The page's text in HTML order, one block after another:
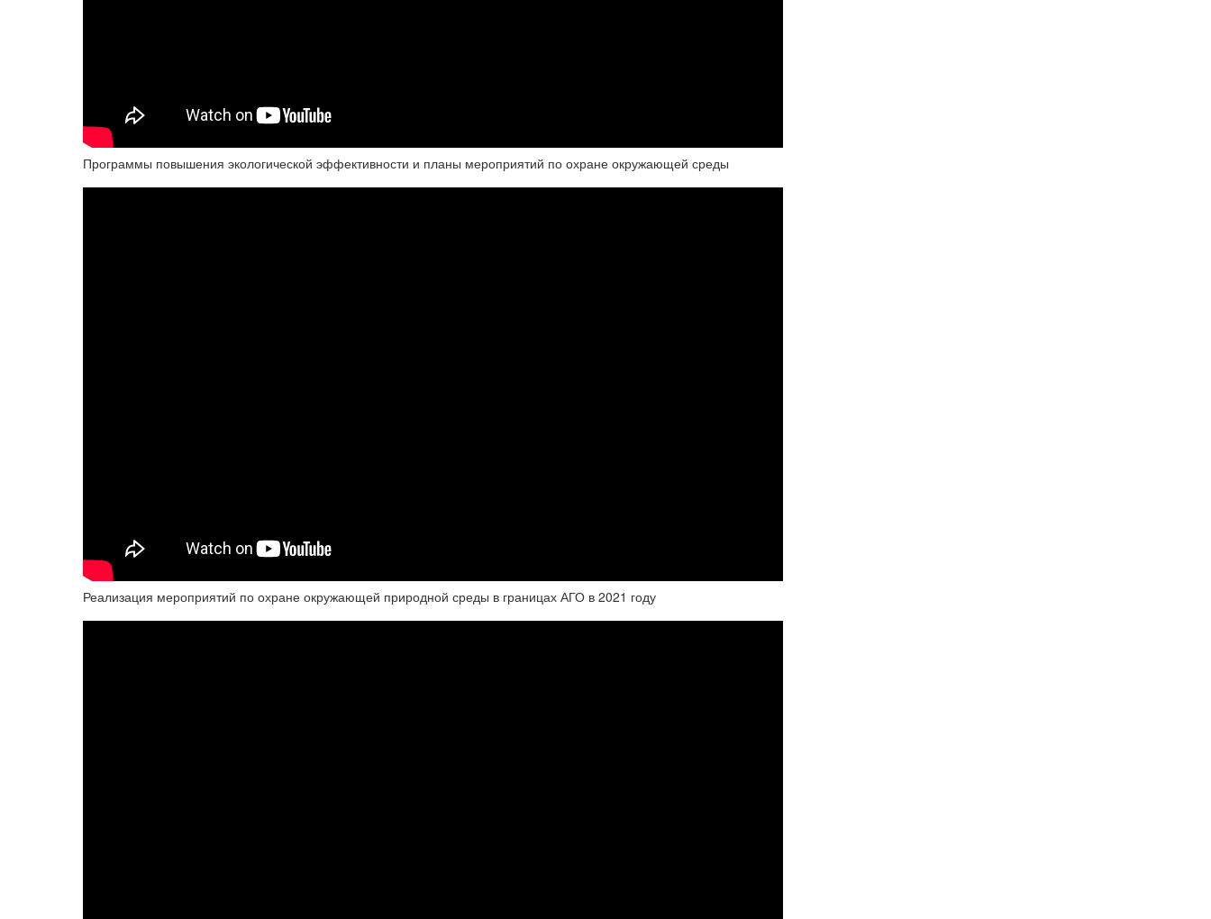
Программы повышения экологической эффективности и планы мероприятий по охране окружающей среды
Реализация мероприятий по охране окружающей природной среды в границах АГО в 2021 году